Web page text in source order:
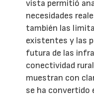
vista permitió
necesidades
también las
existentes y las
futura de las
conectividad
muestran con
se ha convertido